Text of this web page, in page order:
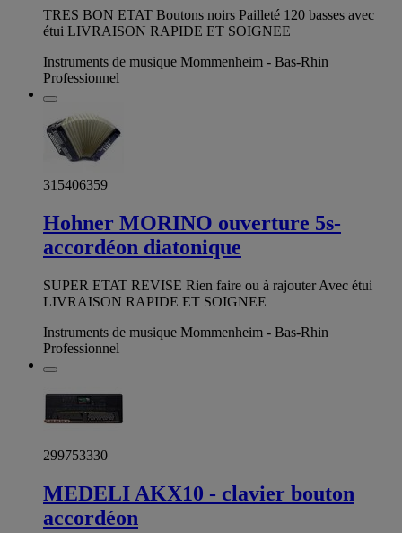
TRES BON ETAT Boutons noirs Pailleté 120 basses avec
étui LIVRAISON RAPIDE ET SOIGNEE
Instruments de musique Mommenheim - Bas-Rhin
Professionnel
315406359
Hohner MORINO ouverture 5s-
accordéon diatonique
SUPER ETAT REVISE Rien faire ou à rajouter Avec étui
LIVRAISON RAPIDE ET SOIGNEE
Instruments de musique Mommenheim - Bas-Rhin
Professionnel
299753330
MEDELI AKX10 - clavier bouton
accordéon